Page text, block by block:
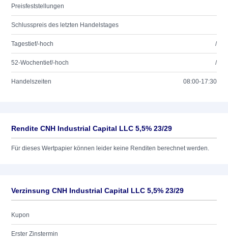
Preisfeststellungen
Schlusspreis des letzten Handelstages
Tagestief/-hoch /
52-Wochentief/-hoch /
Handelszeiten 08:00-17:30
Rendite CNH Industrial Capital LLC 5,5% 23/29
Für dieses Wertpapier können leider keine Renditen berechnet werden.
Verzinsung CNH Industrial Capital LLC 5,5% 23/29
Kupon
Erster Zinstermin